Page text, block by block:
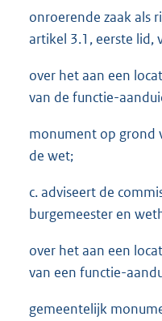
onroerende zaak als
artikel 3.1, eerste lid,
over het aan een
van de functie-
monument op grond
de wet;
c. adviseert de
burgemeester en
over het aan een
van een functie-
gemeentelijk